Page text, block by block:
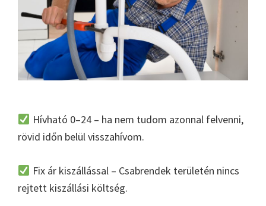
Hívható 0–24 – ha nem tudom azonnal felvenni,
rövid időn belül visszahívom.
Fix ár kiszállással – Csabrendek területén nincs
rejtett kiszállási költség.